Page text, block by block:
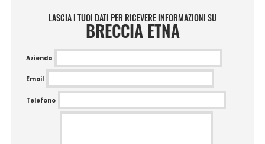
LASCIA I TUOI DATI PER RICEVERE INFORMAZIONI SU
BRECCIA ETNA
Azienda
Email
Telefono